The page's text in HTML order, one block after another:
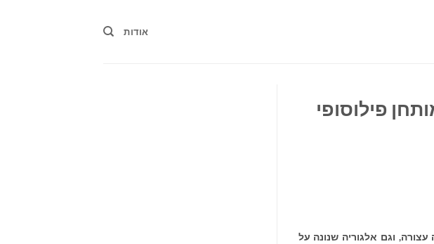
אודות
פילוסופי
וגם אלגוריה שנונה על